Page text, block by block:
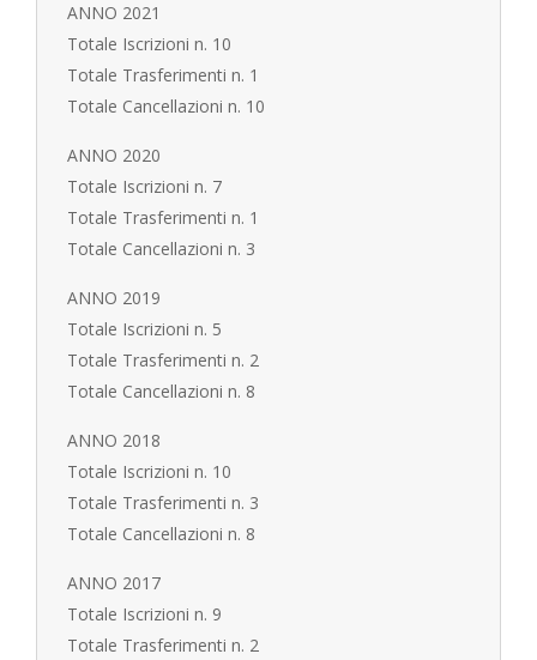
ANNO 2021
Totale Iscrizioni n. 10
Totale Trasferimenti n. 1
Totale Cancellazioni n. 10
ANNO 2020
Totale Iscrizioni n. 7
Totale Trasferimenti n. 1
Totale Cancellazioni n. 3
ANNO 2019
Totale Iscrizioni n. 5
Totale Trasferimenti n. 2
Totale Cancellazioni n. 8
ANNO 2018
Totale Iscrizioni n. 10
Totale Trasferimenti n. 3
Totale Cancellazioni n. 8
ANNO 2017
Totale Iscrizioni n. 9
Totale Trasferimenti n. 2